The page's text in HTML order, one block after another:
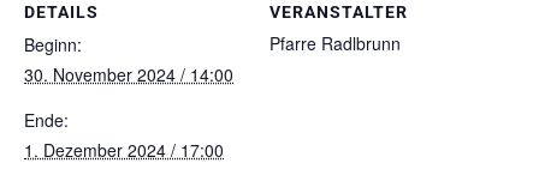
DETAILS
Beginn:
30. November 2024 / 14:00
Ende:
1. Dezember 2024 / 17:00
VERANSTALTER
Pfarre Radlbrunn